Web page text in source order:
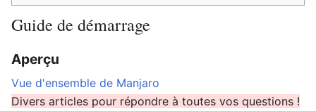
Guide de démarrage
Aperçu
Vue d'ensemble de Manjaro
Divers articles pour répondre à toutes vos questions !